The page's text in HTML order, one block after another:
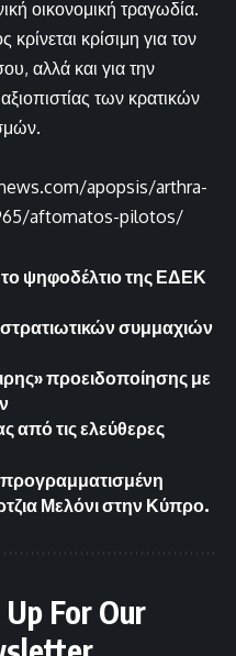
οικονομική τραγωδία.
κρίσιμη για τον
αλλά και για την
των κρατικών
apopsis/arthra-
aftomatos-pilotos/
ψηφοδέλτιο της ΕΔΕΚ
συμμαχιών
προειδοποίησης με
από τις ελεύθερες
Μελόνι στην Κύπρο.
Up For Our